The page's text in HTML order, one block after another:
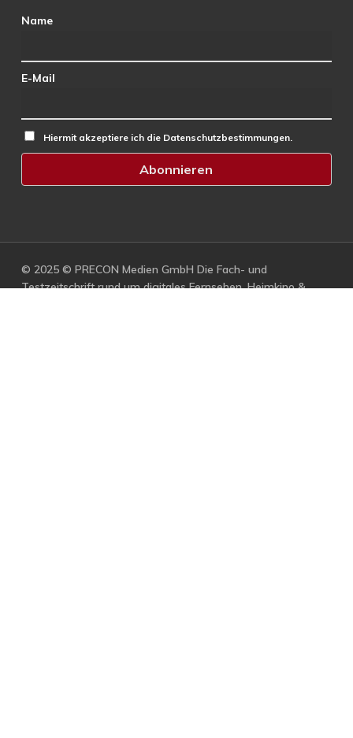
Name
E-Mail
Hiermit akzeptiere ich die Datenschutzbestimmungen.
© 2025 © PRECON Medien GmbH Die Fach- und
Testzeitschrift rund um digitales Fernsehen, Heimkino &